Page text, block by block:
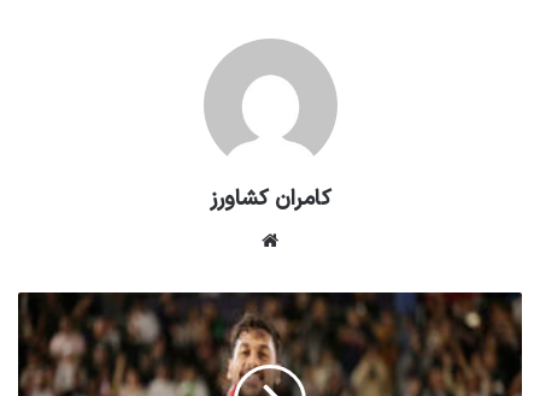
کامران کشاورز